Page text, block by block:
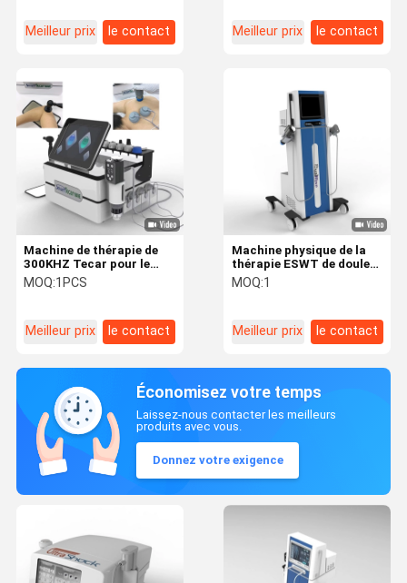
Meilleur prix le contact Meilleur prix le contact
Machine de thérapie de
300KHZ Tecar pour le
corps formant,
soulagement de la
MOQ:1PCS
Meilleur prix le contact
Machine physique de la
thérapie ESWT de douleur
avec la poignée
pneumatique d'onde de
MOQ:1
Meilleur prix le contact
Économisez votre temps
Laissez-nous contacter les meilleurs
produits avec vous.
Donnez votre exigence